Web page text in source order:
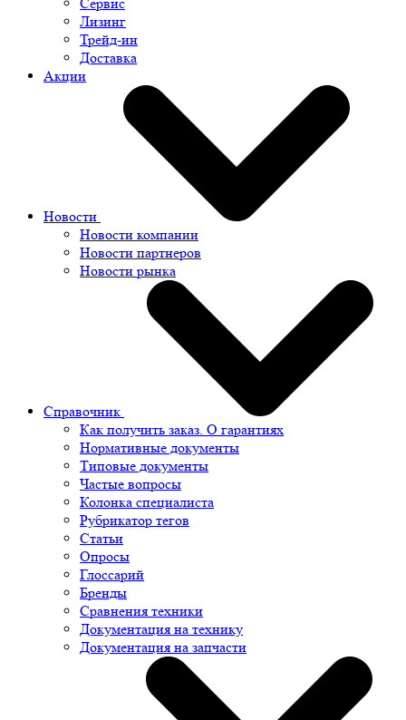
Лизинг
Трейд-ин
Доставка
Акции
Новости
Новости компании
Новости партнеров
Новости рынка
Справочник
Как получить заказ. О гарантиях
Нормативные документы
Типовые документы
Частые вопросы
Колонка специалиста
Рубрикатор тегов
Статьи
Опросы
Глоссарий
Бренды
Сравнения техники
Документация на технику
Документация на запчасти